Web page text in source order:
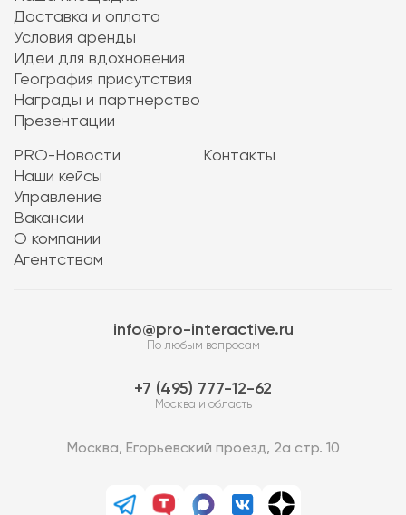
Доставка и оплата
Условия аренды
Идеи для вдохновения
География присутствия
Награды и партнерство
Презентации
PRO-Новости
Наши кейсы
Управление
Вакансии
О компании
Агентствам
Контакты
info@pro-interactive.ru
По любым вопросам
7 (495) 777-12-62
Москва и область
Москва, Егорьевский проезд, 2а стр. 10